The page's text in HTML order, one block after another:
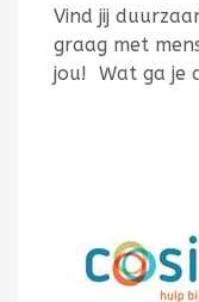
Vind jij
graag met
jou! Wat ga je